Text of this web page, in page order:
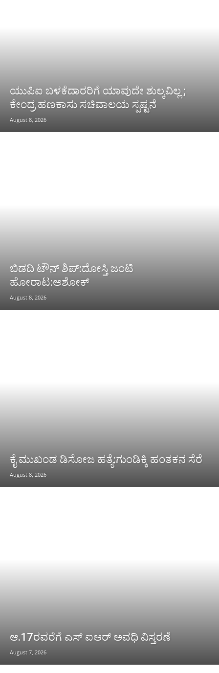
ಯುಪಿಐ ಬಳಕೆದಾರರಿಗೆ ಯಾವುದೇ ಶುಲ್ಕವಿಲ್ಲ ;
ಕೇಂದ್ರ ಹಣಕಾಸು ಸಚಿವಾಲಯ ಸ್ಪಷ್ಟನೆ
August 8, 2026
ಬಿಡದಿ ಟೌನ್ ಶಿಪ್:ದೋಸ್ತಿ ಜಂಟಿ
ಹೋರಾಟ:ಅಶೋಕ್
August 8, 2026
ಕೈ ಮುಖಂಡ ಡಿಸೋಜ ಹತ್ಯೆ:ಗುಂಡಿಕ್ಕಿ ಹಂತಕನ ಸೆರೆ
August 8, 2026
ಆ.17ರವರೆಗೆ ಎಸ್ ಐಆರ್ ಅವಧಿ ವಿಸ್ತರಣೆ
August 7, 2026